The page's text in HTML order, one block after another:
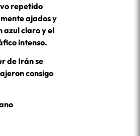
repetido
ajados y
azul claro y el
intenso.
de Irán se
consigo